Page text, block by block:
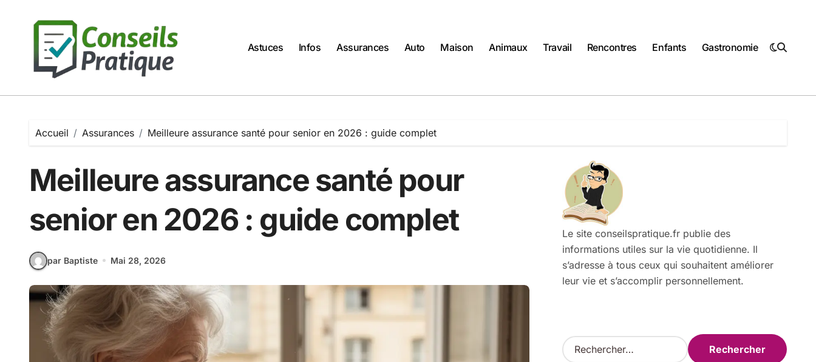
Astuces
Infos Assurances Auto Maison Animaux Travail Rencontres Enfants Gastronomie
Accueil Assurances Meilleure assurance santé pour senior en 2026 : guide complet
Meilleure assurance santé pour
senior en 2026 : guide complet
par Baptiste Mai 28, 2026
Le site conseilspratique.fr publie des
informations utiles sur la vie quotidienne. Il
s’adresse à tous ceux qui souhaitent améliorer
leur vie et s’accomplir personnellement.
R
e